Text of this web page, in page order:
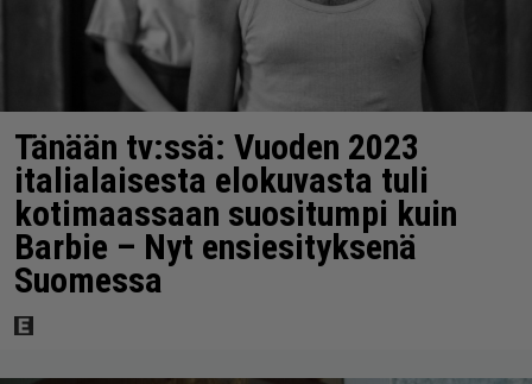
Tänään tv:ssä: Vuoden 2023
italialaisesta elokuvasta tuli
kotimaassaan suositumpi kuin
Barbie – Nyt ensiesityksenä
Suomessa